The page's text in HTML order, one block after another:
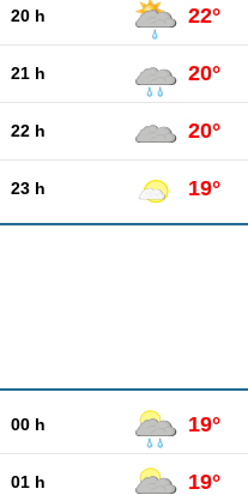
20 h 22°
21 h 20°
22 h 20°
23 h 19°
00 h 19°
01 h 19°